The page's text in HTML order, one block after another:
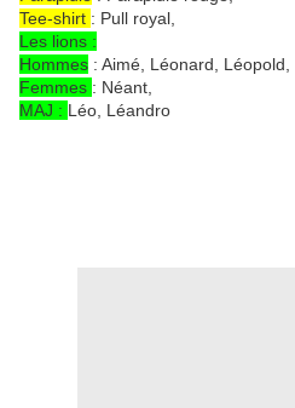
Tee-shirt : Pull royal,
Les lions :
Hommes : Aimé, Léonard, Léopold,
Femmes : Néant,
MAJ : Léo, Léandro